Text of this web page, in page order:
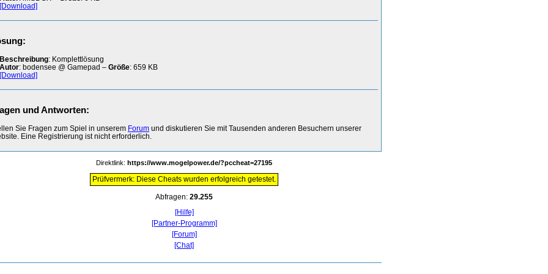
[Download]
Beschreibung: Komplettlösung
Autor: bodensee @ Gamepad – Größe: 659 KB
[Download]
und Antworten:
Sie Fragen zum Spiel in unserem Forum und diskutieren Sie mit Tausenden anderen Besuchern unserer
Eine Registrierung ist nicht erforderlich.
Direktlink: https://www.mogelpower.de/?pccheat=27195
Prüfvermerk: Diese Cheats wurden erfolgreich getestet.
Abfragen: 29.255
[Hilfe]
[Partner-Programm]
[Forum]
[Chat]